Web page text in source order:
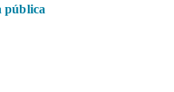
pública